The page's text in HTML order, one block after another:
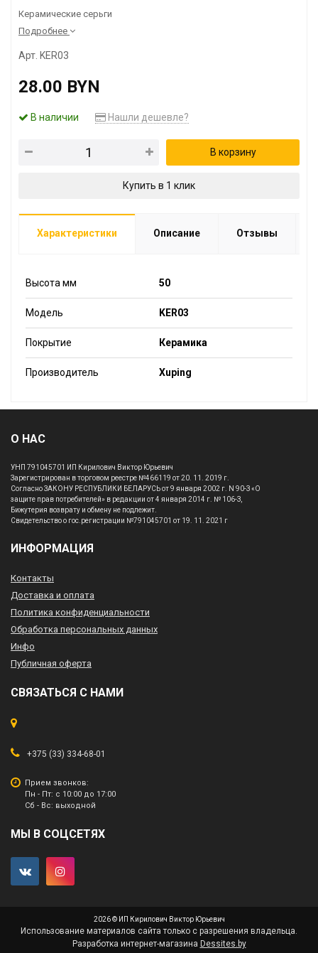
Керамические серьги
Подробнее
Арт. KER03
28.00 BYN
В наличии Нашли дешевле?
В корзину
Купить в 1 клик
Характеристики Описание Отзывы
Высота мм 50
Модель KER03
Покрытие Керамика
Производитель Xuping
О НАС
УНП 791045701 ИП Кирилович Виктор Юрьевич
Зарегистрирован в торговом реестре №466119 от 20. 11. 2019 г.
Согласно ЗАКОНУ РЕСПУБЛИКИ БЕЛАРУСЬ от 9 января 2002 г. N 90-З «О
защите прав потребителей» в редакции от 4 января 2014 г. № 106-З,
Бижутерия возврату и обмену не подлежит.
Свидетельство о гос.регистрации №791045701 от 19. 11. 2021 г
ИНФОРМАЦИЯ
Контакты
Доставка и оплата
Политика конфиденциальности
Обработка персональных данных
Инфо
Публичная оферта
СВЯЗАТЬСЯ С НАМИ
+375 (33) 334-68-01
Прием звонков:
Пн - Пт: с 10:00 до 17:00
Сб - Вс: выходной
МЫ В СОЦСЕТЯХ
2026 © ИП Кирилович Виктор Юрьевич
Использование материалов сайта только с разрешения владельца.
Разработка интернет-магазина Dessites.by